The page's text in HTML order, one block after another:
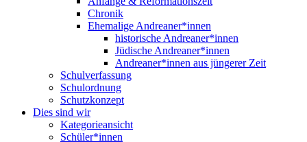
Chronik
Ehemalige Andreaner*innen
historische Andreaner*innen
Jüdische Andreaner*innen
Andreaner*innen aus jüngerer Zeit
Schulverfassung
Schulordnung
Schutzkonzept
Dies sind wir
Kategorieansicht
Schüler*innen